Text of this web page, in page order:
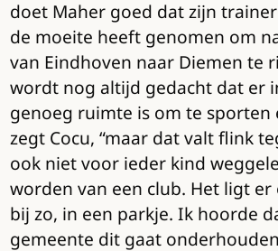
doet Maher goed dat zijn
de moeite heeft genomen om
van Eindhoven naar Diemen te
wordt nog altijd gedacht dat er
genoeg ruimte is om te sporten
zegt Cocu, “maar dat valt flink
ook niet voor ieder kind
worden van een club. Het ligt
bij zo, in een parkje. Ik hoorde
gemeente dit gaat